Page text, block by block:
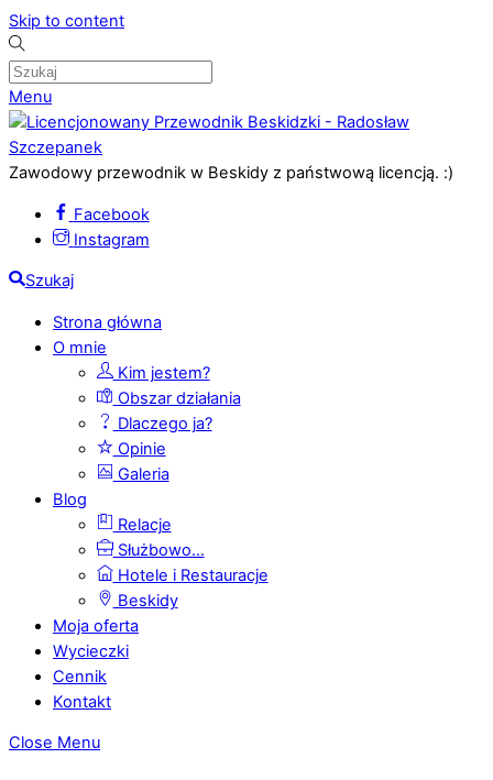
Skip to content
Menu
Zawodowy przewodnik w Beskidy z państwową licencją. :)
Facebook
Instagram
Szukaj
Strona główna
O mnie
Kim jestem?
Obszar działania
Dlaczego ja?
Opinie
Galeria
Blog
Relacje
Służbowo…
Hotele i Restauracje
Beskidy
Moja oferta
Wycieczki
Cennik
Kontakt
Close Menu